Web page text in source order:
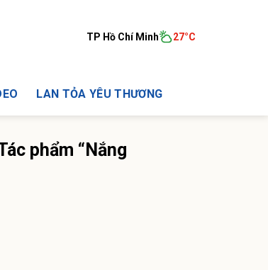
TP Hồ Chí Minh 27°C
LAN TỎA YÊU THƯƠNG
phẩm “Nắng